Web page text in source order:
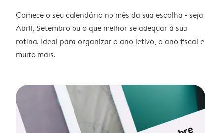
Comece o seu calendário no mês da sua escolha - seja
Abril, Setembro ou o que melhor se adequar à sua
rotina. Ideal para organizar o ano letivo, o ano fiscal e
muito mais.